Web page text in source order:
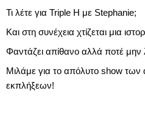
Τι λέτε για Triple H με Stephanie;
Και στη συνέχεια χτίζεται μια
Φαντάζει απίθανο αλλά ποτέ μην
Μιλάμε για το απόλυτο show
εκπλήξεων!